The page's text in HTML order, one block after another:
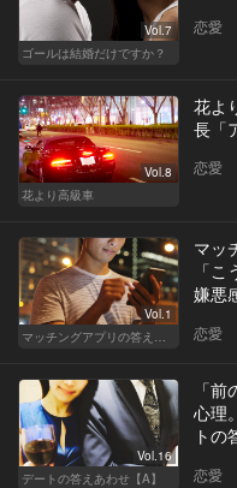
Vol.7
ゴールは結婚だけですか？
恋愛
Vol.8
花より高級車
花よ
長「
恋愛
Vol.1
マッ
「
嫌悪
恋愛
Vol.16
デートの答えあわせ【A】
「
心理
トの
恋愛